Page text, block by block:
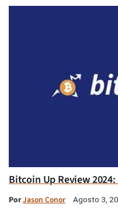
Bitcoin Up Review
PorJason Conor Agosto 3,